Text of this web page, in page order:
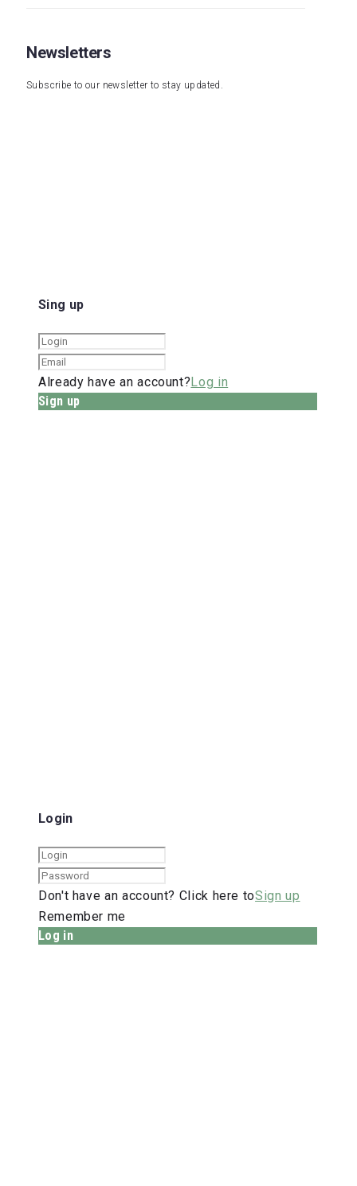
Newsletters
Subscribe to our newsletter to stay updated.
Sing up
Already have an account?Log in
Sign up
Login
Don't have an account? Click here toSign up
Remember me
Log in